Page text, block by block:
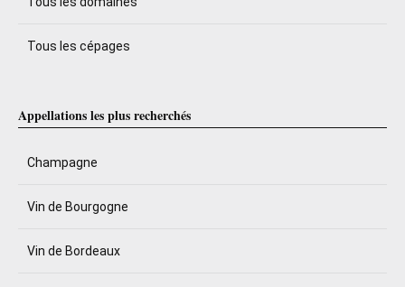
Tous les cépages
Appellations les plus recherchés
Champagne
Vin de Bourgogne
Vin de Bordeaux